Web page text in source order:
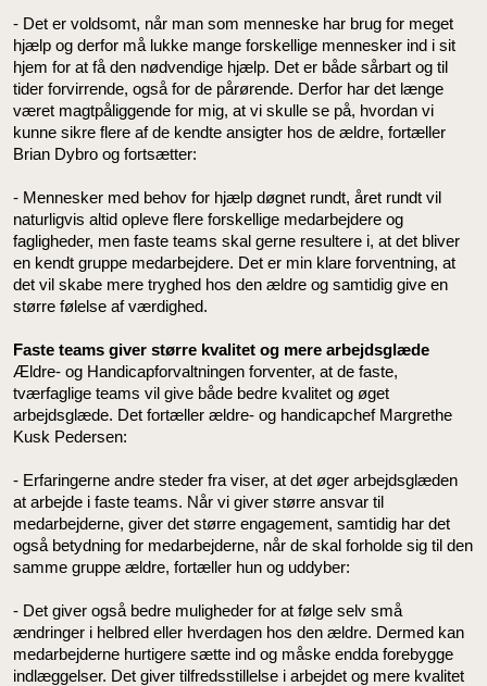
- Det er voldsomt, når man som menneske har brug for meget
hjælp og derfor må lukke mange forskellige mennesker ind i sit
hjem for at få den nødvendige hjælp. Det er både sårbart og til
tider forvirrende, også for de pårørende. Derfor har det længe
været magtpåliggende for mig, at vi skulle se på, hvordan vi
kunne sikre flere af de kendte ansigter hos de ældre, fortæller
Brian Dybro og fortsætter:
- Mennesker med behov for hjælp døgnet rundt, året rundt vil
naturligvis altid opleve flere forskellige medarbejdere og
fagligheder, men faste teams skal gerne resultere i, at det bliver
en kendt gruppe medarbejdere. Det er min klare forventning, at
det vil skabe mere tryghed hos den ældre og samtidig give en
større følelse af værdighed.
Faste teams giver større kvalitet og mere arbejdsglæde
Ældre- og Handicapforvaltningen forventer, at de faste,
tværfaglige teams vil give både bedre kvalitet og øget
arbejdsglæde. Det fortæller ældre- og handicapchef Margrethe
Kusk Pedersen:
- Erfaringerne andre steder fra viser, at det øger arbejdsglæden
at arbejde i faste teams. Når vi giver større ansvar til
medarbejderne, giver det større engagement, samtidig har det
også betydning for medarbejderne, når de skal forholde sig til den
samme gruppe ældre, fortæller hun og uddyber:
- Det giver også bedre muligheder for at følge selv små
ændringer i helbred eller hverdagen hos den ældre. Dermed kan
medarbejderne hurtigere sætte ind og måske endda forebygge
indlæggelser. Det giver tilfredsstillelse i arbejdet og mere kvalitet